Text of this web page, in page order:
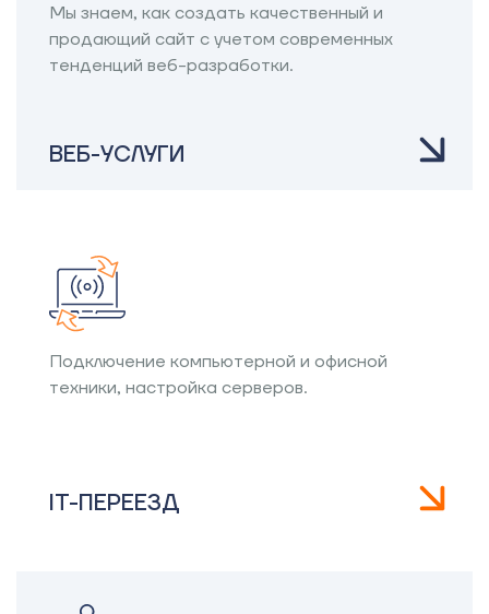
Мы знаем, как создать качественный и
продающий сайт с учетом современных
тенденций веб-разработки.
ВЕБ-УСЛУГИ
Подключение компьютерной и офисной
техники, настройка серверов.
IT-ПЕРЕЕЗД